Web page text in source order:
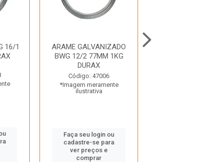
16/1
ARAME GALVANIZADO
BWG 12/2 77MM 1KG
DURAX
Código: 47006
*Imagem meramente
ilustrativa
Faça seu login ou
cadastre-se para
ver preços e
comprar